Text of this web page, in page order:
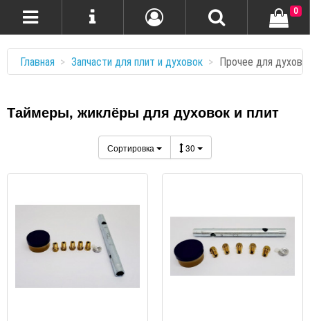
0
Главная Запчасти для плит и духовок Прочее для
Таймеры, жиклёры для духовок и плит
Сортировка 30